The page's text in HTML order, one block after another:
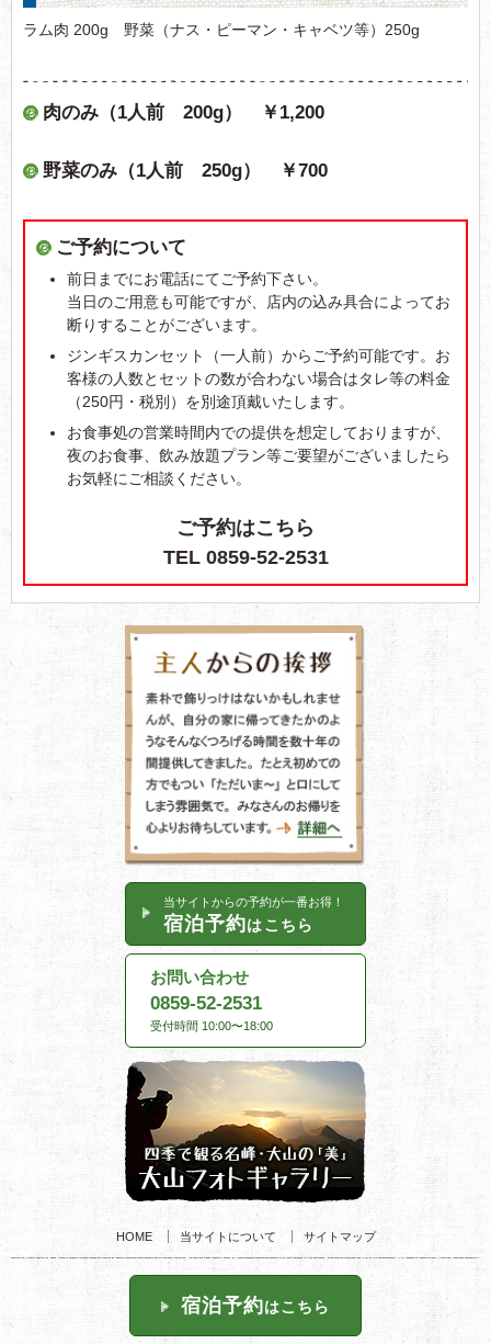
ラム肉 200g 野菜（ナス・ピーマン・キャベツ等）250g
肉のみ（1人前 200g） ￥1,200
野菜のみ（1人前 250g） ￥700
ご予約について
前日までにお電話にてご予約下さい。
当日のご用意も可能ですが、店内の込み具合によってお
断りすることがございます。
ジンギスカンセット（一人前）からご予約可能です。お
客様の人数とセットの数が合わない場合はタレ等の料金
（250円・税別）を別途頂戴いたします。
お食事処の営業時間内での提供を想定しておりますが、
夜のお食事、飲み放題プラン等ご要望がございましたら
お気軽にご相談ください。
ご予約はこちら
TEL 0859-52-2531
当サイトからの予約が一番お得！
宿泊予約はこちら
お問い合わせ
0859-52-2531
受付時間 10:00〜18:00
HOME 当サイトについて サイトマップ
宿泊予約はこちら